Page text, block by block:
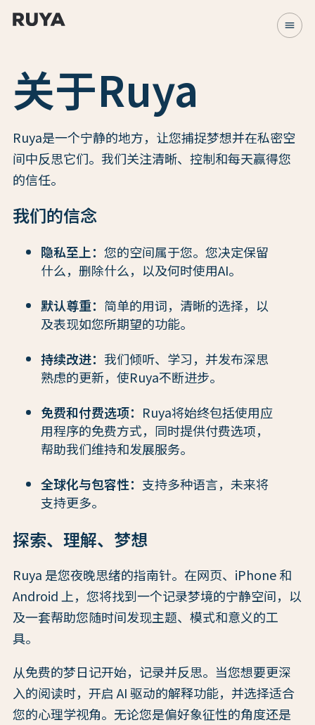
menu
关于Ruya
Ruya是一个宁静的地方，让您捕捉梦想并在私密空
间中反思它们。我们关注清晰、控制和每天赢得您
的信任。
我们的信念
隐私至上： 您的空间属于您。您决定保留
什么，删除什么，以及何时使用AI。
默认尊重： 简单的用词，清晰的选择，以
及表现如您所期望的功能。
持续改进： 我们倾听、学习，并发布深思
熟虑的更新，使Ruya不断进步。
免费和付费选项： Ruya将始终包括使用应
用程序的免费方式，同时提供付费选项，
帮助我们维持和发展服务。
全球化与包容性： 支持多种语言，未来将
支持更多。
探索、理解、梦想
Ruya 是您夜晚思绪的指南针。在网页、iPhone 和
Android 上，您将找到一个记录梦境的宁静空间，以
及一套帮助您随时间发现主题、模式和意义的工
具。
从免费的梦日记开始，记录并反思。当您想要更深
入的阅读时，开启 AI 驱动的解释功能，并选择适合
您的心理学视角。无论您是偏好象征性的角度还是